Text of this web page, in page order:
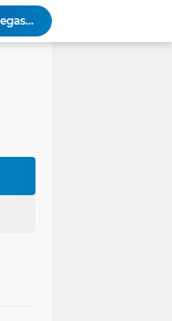
Sekolah Gagasceria Jadi Rujukan Pembelajaran Mendalam bagi Delegasi Malaysia
PJJ Diperluas, Kemendikdasmen Gandeng Pemda Jangkau Anak Tidak Sekolah
Uhamka Kuatkan Komitmen Inovasi Riset dalam Industri dengan PT. Pertamina